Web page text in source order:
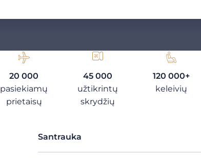
20 000
pasiekiamų
prietaisų
45 000
užtikrintų
skrydžių
120 000+
keleivių
Santrauka